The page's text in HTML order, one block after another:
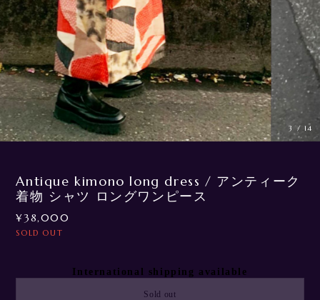
3 / 14
Antique kimono long dress / アンティーク
着物 シャツ ロングワンピース
¥38,000
SOLD OUT
International shipping available
Sold out